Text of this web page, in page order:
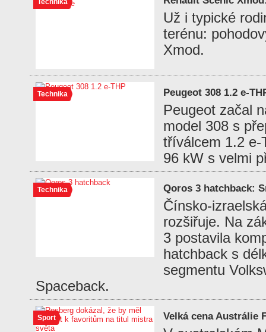
Technika
Už i typické
terénu:
Xmod.
Technika Peugeot 308 1.2 e-
Peugeot začal
model 308 s
tříválcem 1.2 e-
96 kW s velmi
Technika Qoros 3 hatchback:
Čínsko-
rozšiřuje. Na
3 postavila
hatchback s
segmentu
Spaceback.
Sport Velká cena Austrálie